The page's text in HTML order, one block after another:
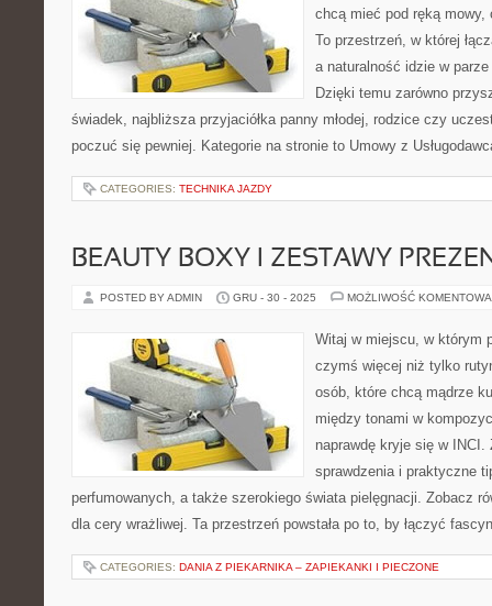
chcą mieć pod ręką
To przestrzeń, w której
a naturalność idzie w
Dzięki temu zarówno
świadek, najbliższa przyjaciółka panny młodej, rodzice czy
poczuć się pewniej. Kategorie na stronie to Umowy z
CATEGORIES: TECHNIKA JAZDY
BEAUTY BOXY I ZESTAWY
POSTED BY ADMIN GRU - 30 - 2025 MOŻLIWOŚĆ
Witaj w miejscu, w którym
czymś więcej niż tylko
osób, które chcą mądrze
między tonami w
naprawdę kryje się w
sprawdzenia i praktyczne
perfumowanych, a także szerokiego świata pielęgnacji. Zobacz
dla cery wrażliwej. Ta przestrzeń powstała po to, by łączyć
CATEGORIES: DANIA Z PIEKARNIKA – ZAPIEKANKI I PIECZONE